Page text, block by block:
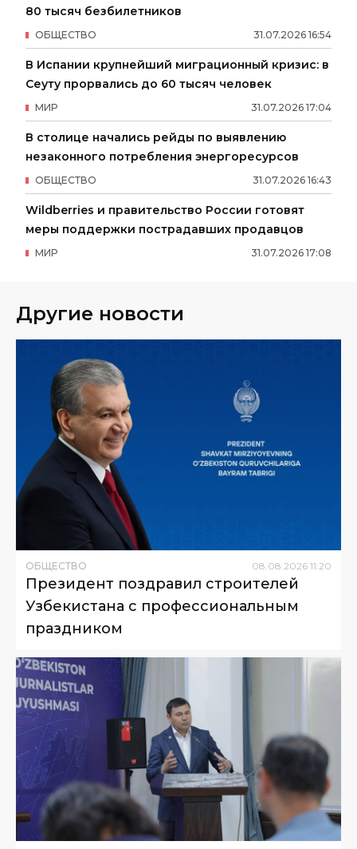
80 тысяч безбилетников
31.07.2026 16:54
ОБЩЕСТВО
В Испании крупнейший миграционный кризис: в
Сеуту прорвались до 60 тысяч человек
31.07.2026 17:04
МИР
В столице начались рейды по выявлению
незаконного потребления энергоресурсов
31.07.2026 16:43
ОБЩЕСТВО
Wildberries и правительство России готовят
меры поддержки пострадавших продавцов
31.07.2026 17:08
МИР
Другие новости
ОБЩЕСТВО 08.08.2026 11:20
Президент поздравил строителей
Узбекистана с профессиональным
праздником